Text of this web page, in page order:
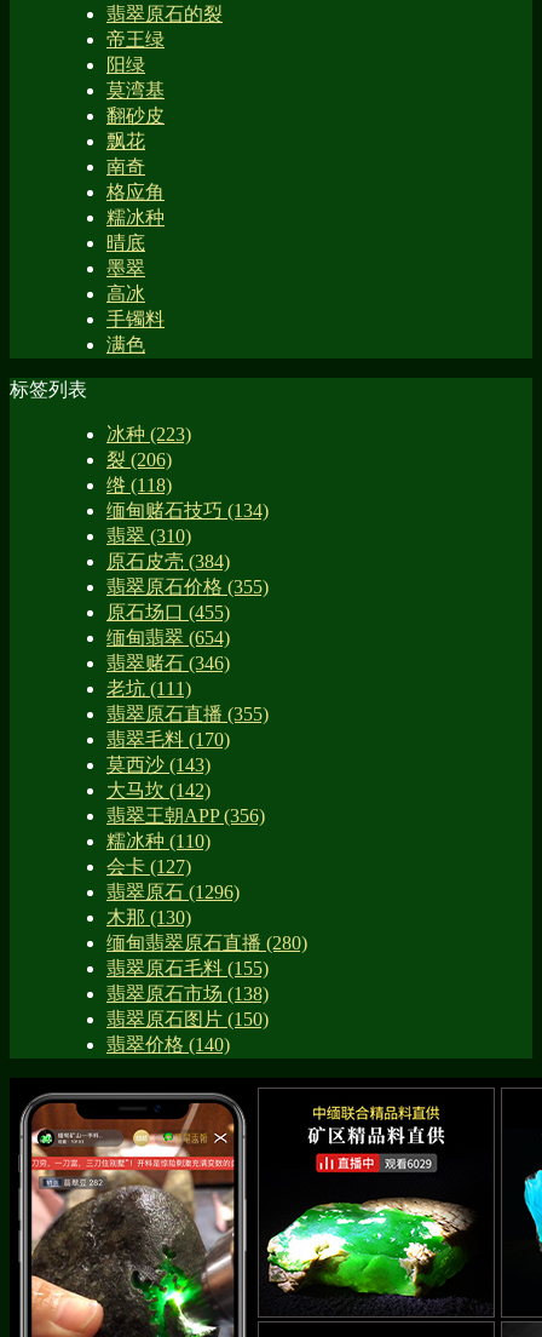
翡翠原石的裂
帝王绿
阳绿
莫湾基
翻砂皮
飘花
南奇
格应角
糯冰种
晴底
墨翠
高冰
手镯料
满色
标签列表
冰种 (223)
裂 (206)
绺 (118)
缅甸赌石技巧 (134)
翡翠 (310)
原石皮壳 (384)
翡翠原石价格 (355)
原石场口 (455)
缅甸翡翠 (654)
翡翠赌石 (346)
老坑 (111)
翡翠原石直播 (355)
翡翠毛料 (170)
莫西沙 (143)
大马坎 (142)
翡翠王朝APP(356)
糯冰种 (110)
会卡 (127)
翡翠原石 (1296)
木那 (130)
缅甸翡翠原石直播 (280)
翡翠原石毛料 (155)
翡翠原石市场 (138)
翡翠原石图片 (150)
翡翠价格 (140)